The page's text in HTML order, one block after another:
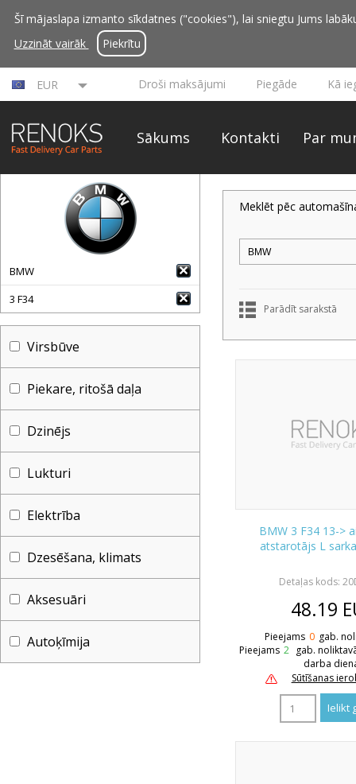
Šī mājaslapa izmanto sīkdatnes ("cookies"), lai sniegtu Jums
Uzzināt vairāk
Piekrītu
EUR Droši maksājumi Piegāde Kā
Sākums Kontakti Par
BMW
3 F34
Virsbūve
Piekare, ritošā daļa
Dzinējs
Lukturi
Elektrība
Dzesēšana, klimats
Aksesuāri
Autoķīmija
Meklēt pēc
Parādīt sarakstā
BMW 3 F34 13->
atstarotājs L
Detaļas kods:
48.19
Pieejams 0 gab.
Pieejams 2 gab.
darba
Sūtīšanas